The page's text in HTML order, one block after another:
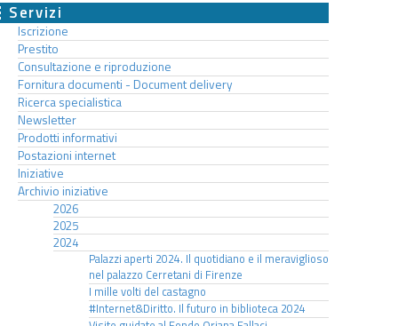
Servizi
Iscrizione
Prestito
Consultazione e riproduzione
Fornitura documenti - Document delivery
Ricerca specialistica
Newsletter
Prodotti informativi
Postazioni internet
Iniziative
Archivio iniziative
2026
2025
2024
Palazzi aperti 2024. Il quotidiano e il meraviglioso
nel palazzo Cerretani di Firenze
I mille volti del castagno
#Internet&Diritto. Il futuro in biblioteca 2024